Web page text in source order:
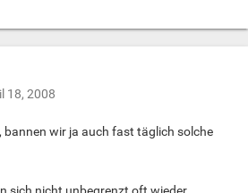
18, 2008
bannen wir ja auch fast täglich solche